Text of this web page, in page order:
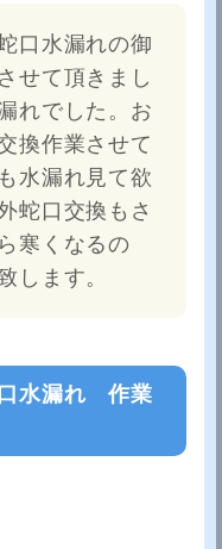
口水漏れの御
せて頂きまし
れでした。お
換作業させて
水漏れ見て欲
蛇口交換もさ
寒くなるの
します。
水漏れ 作業